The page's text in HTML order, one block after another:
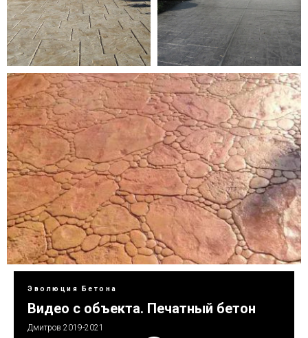
Эволюция Бетона
Видео с объекта. Печатный бетон
Дмитров 2019-2021